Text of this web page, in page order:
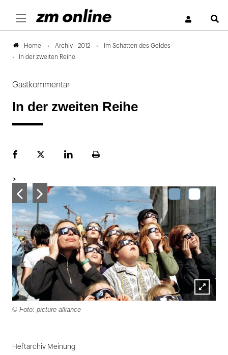
Home Archiv - 2012
Im Schatten des Geldes
In der zweiten Reihe
Gastkommentar
In der zweiten Reihe
FacebookPlattformLinekdInSeite
>
Lightbox
© Foto: picture alliance
1Heftarchiv Meinung